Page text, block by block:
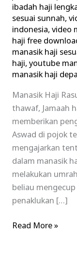
ibadah haji
sesuai sunnah,
indonesia,video
haji free
manasik haji
haji,youtube
manasik haji
Manasik Haji
thawaf, Jamaah
memberikan
Aswad di pojok
mengajarkan
dalam manasik
melakukan
beliau
penaklukan […]
Read More »